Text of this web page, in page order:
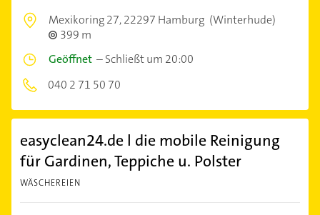
Mexikoring 27,22297 Hamburg (Winterhude)
399 m
Geöffnet –Schließt um 20:00
040 2 71 50 70
easyclean24.de l die mobile Reinigung
für Gardinen, Teppiche u. Polster
WÄSCHEREIEN